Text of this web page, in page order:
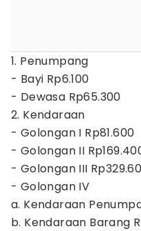
1. Penumpang
- Bayi Rp6.100
- Dewasa Rp65.300
2. Kendaraan
- Golongan I Rp81.600
- Golongan II
- Golongan III
- Golongan IV
a. Kendaraan
b. Kendaraan Barang